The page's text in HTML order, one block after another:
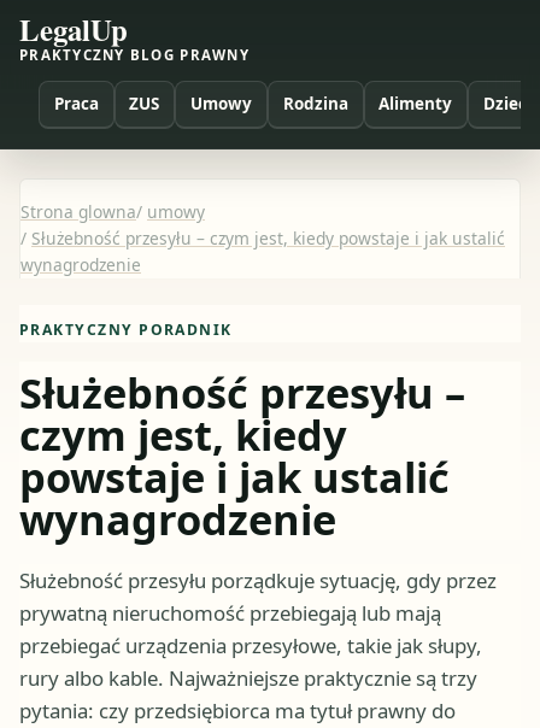
LegalUp
PRAKTYCZNY BLOG PRAWNY
Praca ZUS Umowy Rodzina Alimenty Dzieci
Strona glowna/ umowy
/ Służebność przesyłu – czym jest, kiedy powstaje i jak ustalić
wynagrodzenie
PRAKTYCZNY PORADNIK
Służebność przesyłu –
czym jest, kiedy
powstaje i jak ustalić
wynagrodzenie
Służebność przesyłu porządkuje sytuację, gdy przez
prywatną nieruchomość przebiegają lub mają
przebiegać urządzenia przesyłowe, takie jak słupy,
rury albo kable. Najważniejsze praktycznie są trzy
pytania: czy przedsiębiorca ma tytuł prawny do